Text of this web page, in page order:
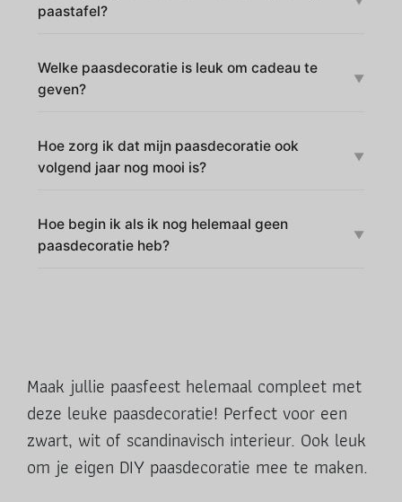
paastafel?
Welke paasdecoratie is leuk om cadeau te
geven?
Hoe zorg ik dat mijn paasdecoratie ook
volgend jaar nog mooi is?
Hoe begin ik als ik nog helemaal geen
paasdecoratie heb?
Maak jullie paasfeest helemaal compleet met
deze leuke paasdecoratie! Perfect voor een
zwart, wit of scandinavisch interieur. Ook leuk
om je eigen DIY paasdecoratie mee te maken.